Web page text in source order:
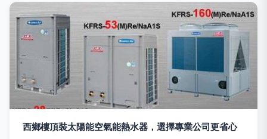
西鄉樓頂裝太陽能空氣能熱水器，選擇專業公司更省心